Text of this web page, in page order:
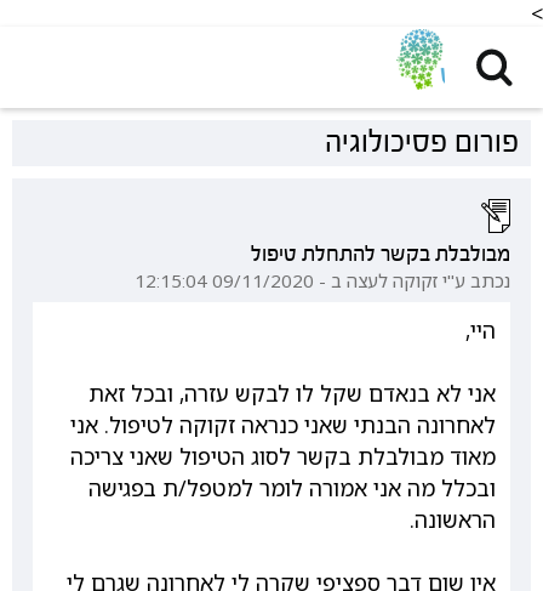
<
פורום פסיכולוגיה
מבולבלת בקשר להתחלת טיפול
נכתב ע"י זקוקה לעצה ב - 09/11/2020 12:15:04
היי,
אני לא בנאדם שקל לו לבקש עזרה, ובכל זאת
לאחרונה הבנתי שאני כנראה זקוקה לטיפול. אני
מאוד מבולבלת בקשר לסוג הטיפול שאני צריכה
ובכלל מה אני אמורה לומר למטפל/ת בפגישה
הראשונה.
אין שום דבר ספציפי שקרה לי לאחרונה שגרם לי